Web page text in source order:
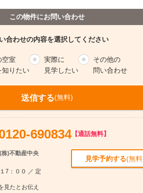
この物件にお問い合わせ
合わせの内容を選択してください
空室
知りたい
実際に
見学したい
その他の
問い合わせ
送信する(無料)
690834【通話無料】
)不動産中央
7：００ ／ 定
見たとお伝え
見学予約する(無